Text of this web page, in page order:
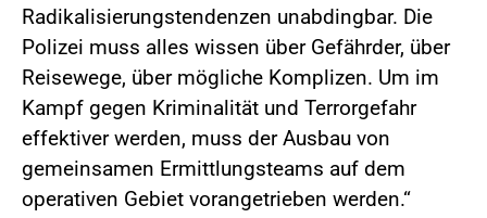
Radikalisierungstendenzen unabdingbar. Die
Polizei muss alles wissen über Gefährder, über
Reisewege, über mögliche Komplizen. Um im
Kampf gegen Kriminalität und Terrorgefahr
effektiver werden, muss der Ausbau von
gemeinsamen Ermittlungsteams auf dem
operativen Gebiet vorangetrieben werden.“